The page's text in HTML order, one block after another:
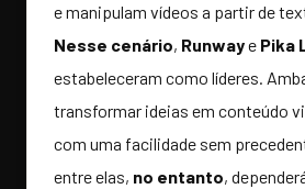
e manipulam vídeos a partir de
Nesse cenário, Runwaye Pika
estabeleceram como líderes.
transformar ideias em conteúdo
com uma facilidade sem
entre elas, no entanto,